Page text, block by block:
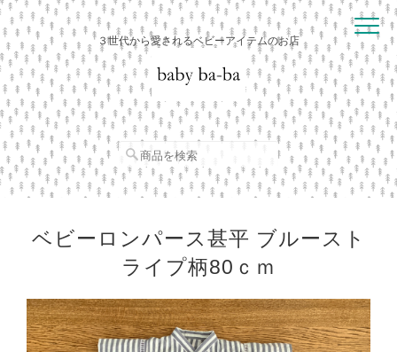
３世代から愛されるベビーアイテムのお店
ベビーロンパース甚平 ブルースト
ライプ柄80ｃｍ